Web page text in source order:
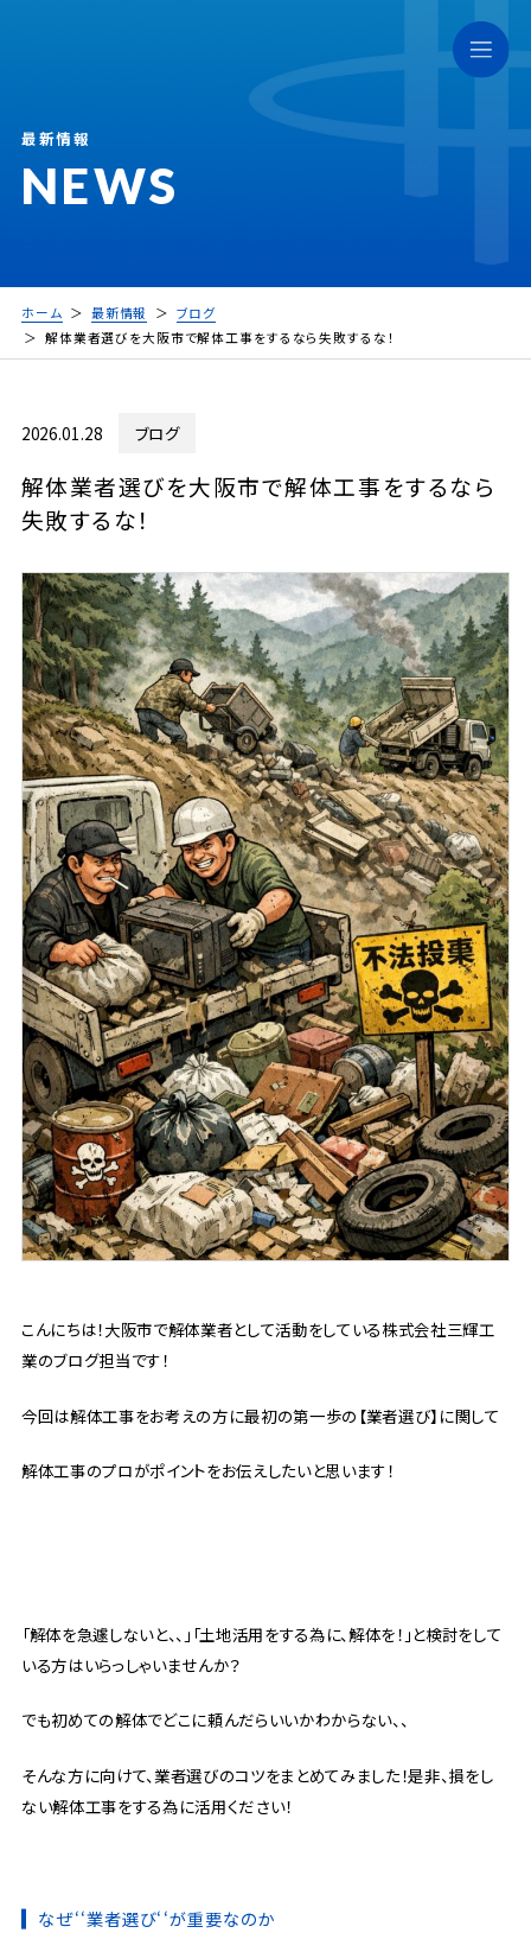
NEWS
最新情報
ホーム 最新情報
ブログ
解体業者選びを大阪市で解体工事をするなら失敗するな！
2026.01.28 ブログ
解体業者選びを大阪市で解体工事をするなら
失敗するな！
こんにちは！大阪市で解体業者として活動をしている株式会社三輝工
業のブログ担当です！
今回は解体工事をお考えの方に最初の第一歩の【業者選び】に関して
解体工事のプロがポイントをお伝えしたいと思います！
「解体を急遽しないと、、」「土地活用をする為に、解体を！」と検討をして
いる方はいらっしゃいませんか？
でも初めての解体でどこに頼んだらいいかわからない、、
そんな方に向けて、業者選びのコツをまとめてみました！是非、損をし
ない解体工事をする為に活用ください！
なぜ‘‘業者選び‘‘が重要なのか